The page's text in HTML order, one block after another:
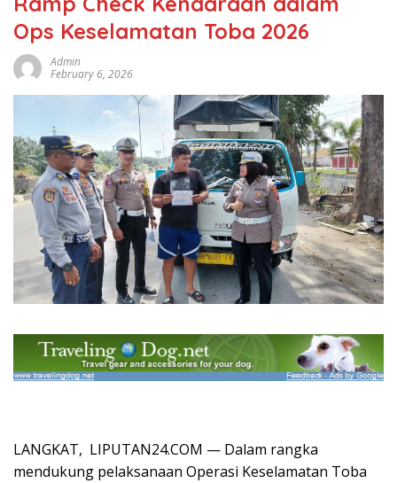
Ops Keselamatan Toba 2026
Admin
February 6, 2026
LANGKAT, LIPUTAN24.COM — Dalam rangka
mendukung pelaksanaan Operasi Keselamatan Toba